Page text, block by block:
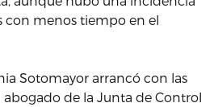
con menos tiempo en el
Sotomayor arrancó con las
de la Junta de Control